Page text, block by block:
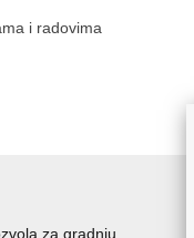
i radovima
za gradnju